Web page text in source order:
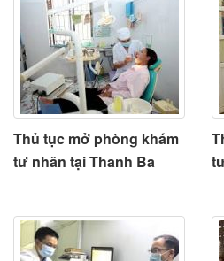
Thủ tục mở phòng khám
tư nhân tại Thanh Ba